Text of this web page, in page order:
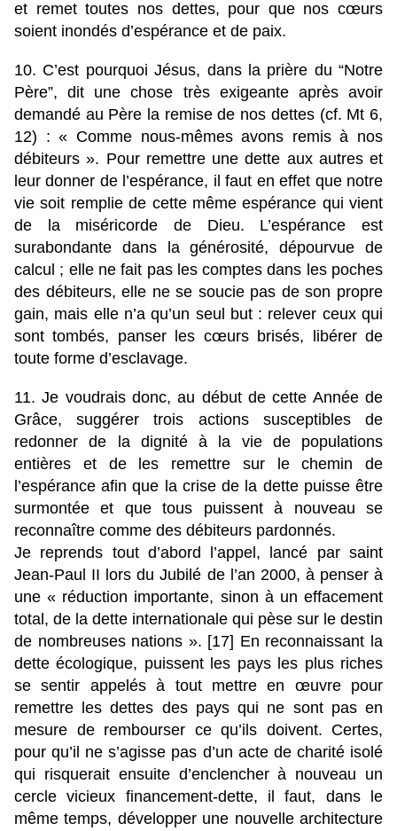
et remet toutes nos dettes, pour que nos cœurs
soient inondés d’espérance et de paix.
10. C’est pourquoi Jésus, dans la prière du “Notre
Père”, dit une chose très exigeante après avoir
demandé au Père la remise de nos dettes (cf. Mt 6,
12) : « Comme nous-mêmes avons remis à nos
débiteurs ». Pour remettre une dette aux autres et
leur donner de l’espérance, il faut en effet que notre
vie soit remplie de cette même espérance qui vient
de la miséricorde de Dieu. L’espérance est
surabondante dans la générosité, dépourvue de
calcul ; elle ne fait pas les comptes dans les poches
des débiteurs, elle ne se soucie pas de son propre
gain, mais elle n’a qu’un seul but : relever ceux qui
sont tombés, panser les cœurs brisés, libérer de
toute forme d’esclavage.
11. Je voudrais donc, au début de cette Année de
Grâce, suggérer trois actions susceptibles de
redonner de la dignité à la vie de populations
entières et de les remettre sur le chemin de
l’espérance afin que la crise de la dette puisse être
surmontée et que tous puissent à nouveau se
reconnaître comme des débiteurs pardonnés.
Je reprends tout d’abord l’appel, lancé par saint
Jean-Paul II lors du Jubilé de l’an 2000, à penser à
une « réduction importante, sinon à un effacement
total, de la dette internationale qui pèse sur le destin
de nombreuses nations ». [17] En reconnaissant la
dette écologique, puissent les pays les plus riches
se sentir appelés à tout mettre en œuvre pour
remettre les dettes des pays qui ne sont pas en
mesure de rembourser ce qu’ils doivent. Certes,
pour qu’il ne s’agisse pas d’un acte de charité isolé
qui risquerait ensuite d’enclencher à nouveau un
cercle vicieux financement-dette, il faut, dans le
même temps, développer une nouvelle architecture